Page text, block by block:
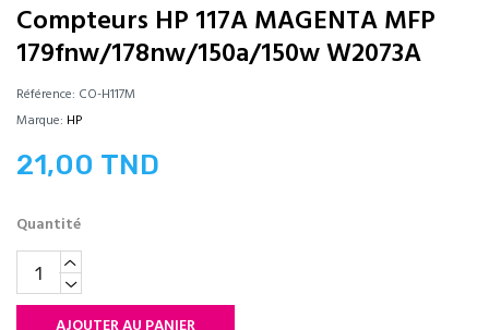
Compteurs HP 117A MAGENTA MFP
179fnw/178nw/150a/150w W2073A
Référence: CO-H117M
Marque: HP
21,00 TND
Quantité